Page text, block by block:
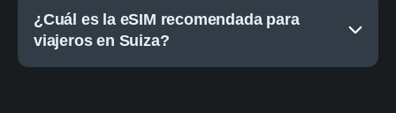
¿Cuál es la eSIM recomendada para
viajeros en Suiza?